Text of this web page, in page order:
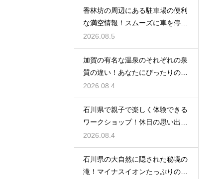
香林坊の周辺にある駐車場の便利
な満空情報！スムーズに車を停め
る裏技
2026.08.5
加賀の有名な温泉のそれぞれの泉
質の違い！あなたにぴったりの名
湯を探す
2026.08.4
石川県で親子で楽しく体験できる
ワークショップ！休日の思い出作
りに最適
2026.08.4
石川県の大自然に隠された秘境の
滝！マイナスイオンたっぷりの癒